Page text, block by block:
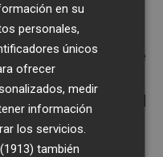
élite, cesiones de
Olímpicos de
Dinamarca que
de
frustrado al Madrid
Valencia en
dorada de títulos
en su
personales,
únicos
ofrecer
medir
información
los servicios.
también